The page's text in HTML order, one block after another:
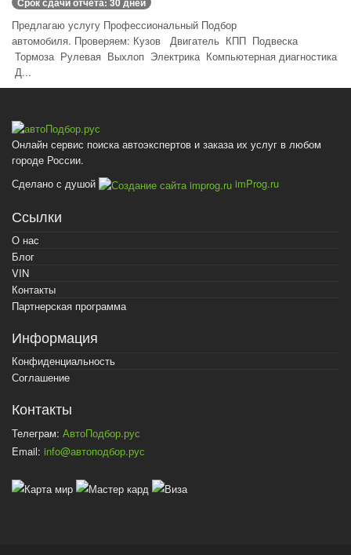
Предлагаю услугу Профессиональный Подбор
автомобиля. Проверяем: Кузов Двигатель КПП Подвеска
Тормоза Рулевая Выхлоп Электрика Компьютерная диагностика
Д...
Онлайн сервис поиска автоэкспертов и заказа их услуг в любом
городе России.
Сделано с душой
imProg.ru
Ссылки
О нас
Блог
VIN
Контакты
Партнерская программа
Информация
Конфиденциальность
Соглашение
Контакты
Телеграм: АвтоПодбор.рус
Email: info@автоподбор.рус